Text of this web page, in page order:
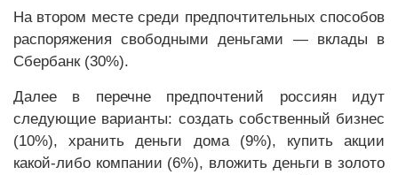
На втором месте среди предпочтительных способов
распоряжения свободными деньгами — вклады в
Сбербанк (30%).
Далее в перечне предпочтений россиян идут
следующие варианты: создать собственный бизнес
(10%), хранить деньги дома (9%), купить акции
какой-либо компании (6%), вложить деньги в золото